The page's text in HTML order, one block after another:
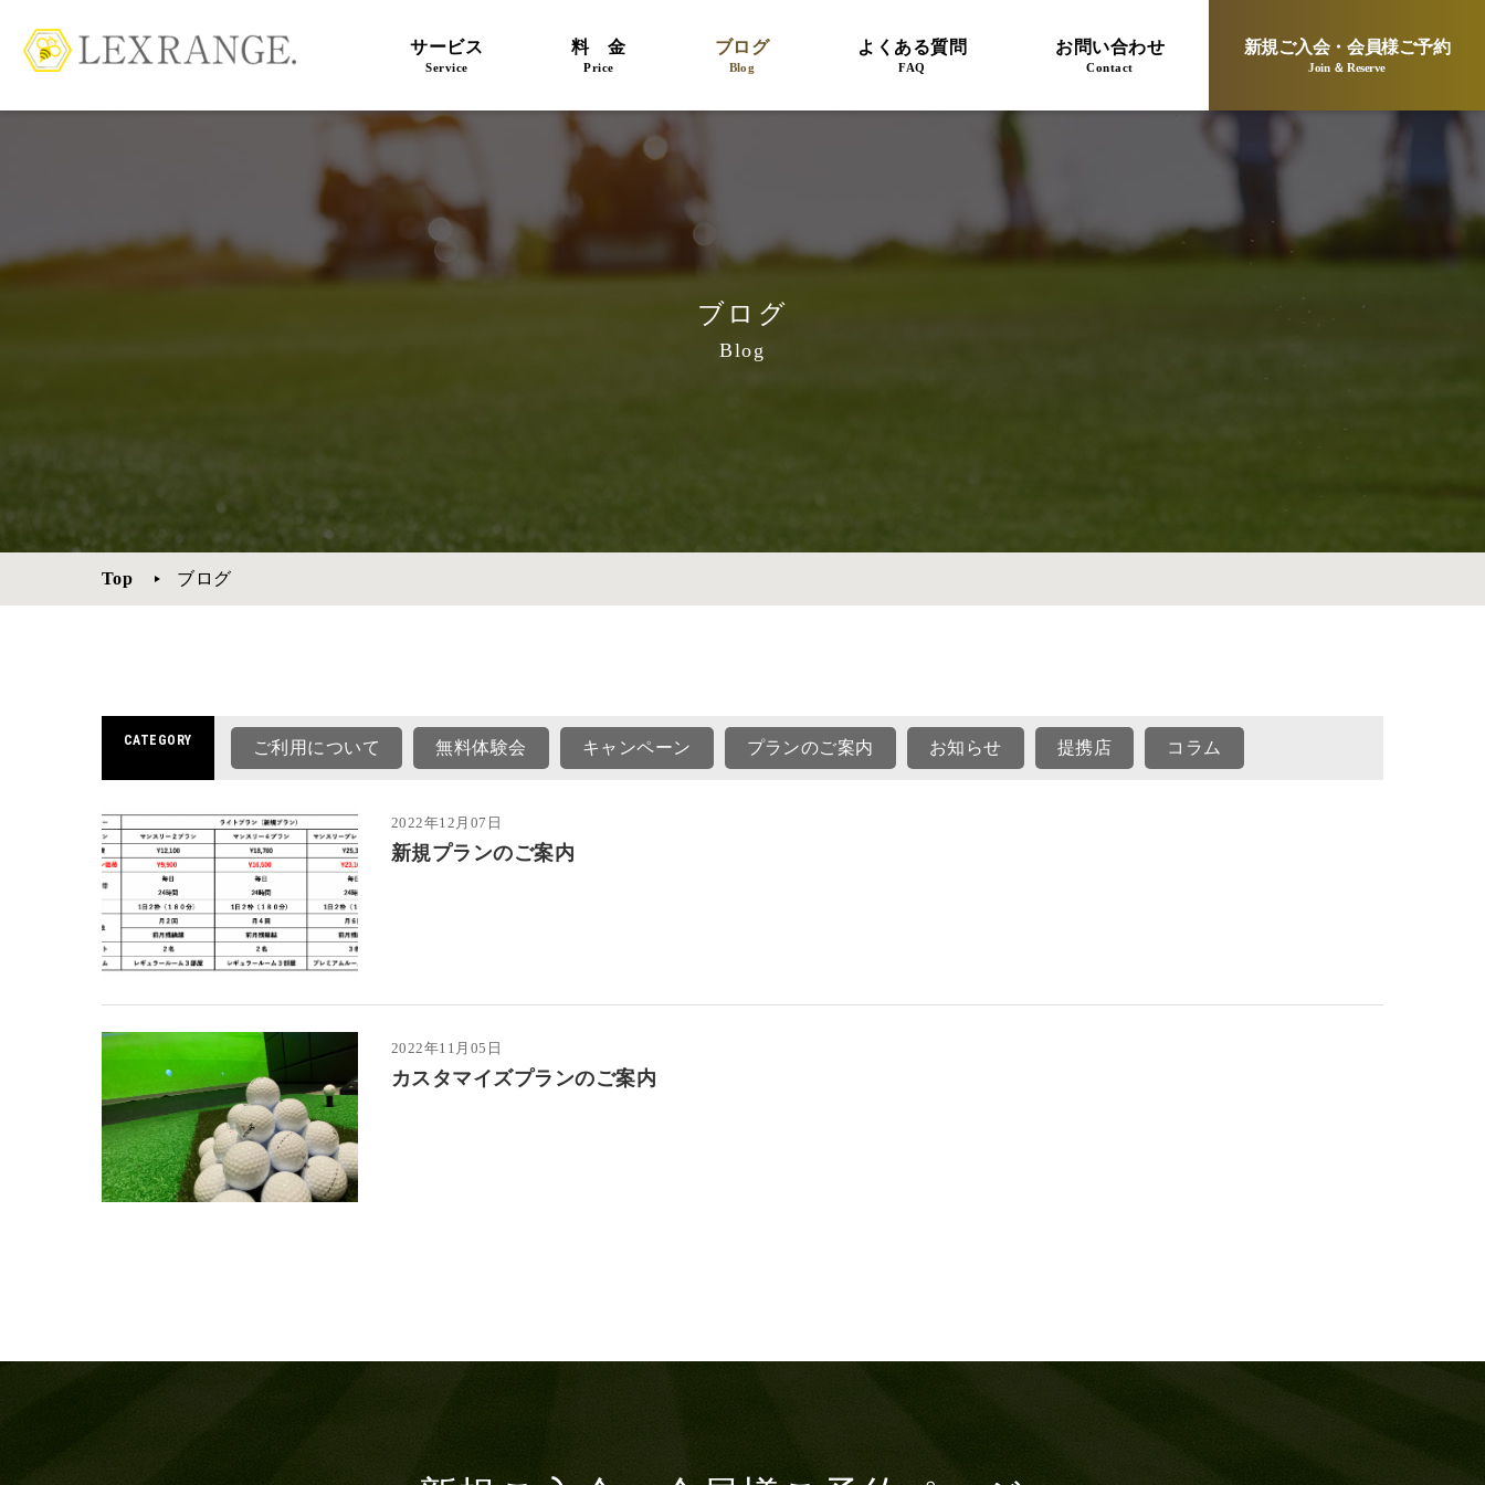
サービス
Service
料 金
Price
ブログ
Blog
よくある質問
FAQ
お問い合わせ
Contact
新規ご入会・会員様ご予約
Join ＆ Reserve
ブログ
Blog
Top ブログ
CATEGORY ご利用について 無料体験会 キャンペーン プランのご案内 お知らせ 提携店 コラム
2022年12月07日
新規プランのご案内
2022年11月05日
カスタマイズプランのご案内